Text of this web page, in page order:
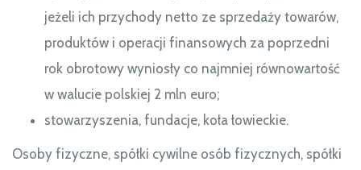
jeżeli ich przychody netto ze sprzedaży towarów,
produktów i operacji finansowych za poprzedni
rok obrotowy wyniosły co najmniej równowartość
w walucie polskiej 2 mln euro;
stowarzyszenia, fundacje, koła łowieckie.
Osoby fizyczne, spółki cywilne osób fizycznych, spółki